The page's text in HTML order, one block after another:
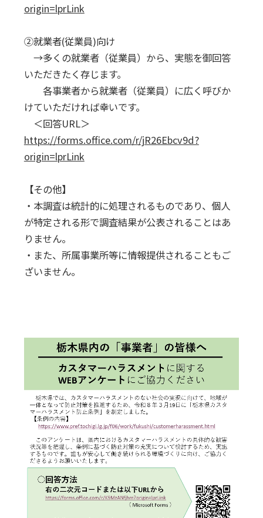
origin=lprLink
②就業者(従業員)向け
→多くの就業者（従業員）から、実態を御回答
いただきたく存じます。
各事業者から就業者（従業員）に広く呼びか
けていただければ幸いです。
＜回答URL＞
https://forms.office.com/r/jR26Ebcv9d?
origin=lprLink
【その他】
・本調査は統計的に処理されるものであり、個人
が特定される形で調査結果が公表されることはあ
りません。
・また、所属事業所等に情報提供されることもご
ざいません。